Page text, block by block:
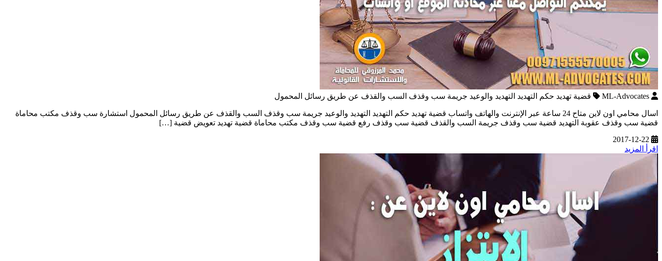
ML-Advocates قضية تهديد حكم التهديد التهديد والوعيد جريمة سب وقذف السب والقذف عن طريق رسائل المحمول
اسال محامي اون لاين متاح 24 ساعة عبر الإنترنت والهاتف واتساب قضية تهديد حكم التهديد التهديد والوعيد جريمة سب وقذف السب والقذف عن طريق رسائل المحمول استشارة سب وقذف مكتب محاماة
قضية سب وقذف عقوبة التهديد قضية سب وقذف جريمة السب والقذف قضية سب وقذف رفع قضية سب وقذف مكتب محاماة قضية تهديد تعويض قضية […]
2017-12-22
اقرأ المزيد